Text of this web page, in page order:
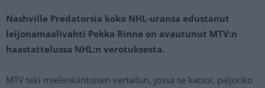
Nashville Predatorsia koko NHL-uransa edustanut
leijonamaalivahti Pekka Rinne on avautunut MTV:n
haastattelussa NHL:n verotuksesta.
MTV teki mielenkiintoisen vertailun, jossa se katsoi, paljonko